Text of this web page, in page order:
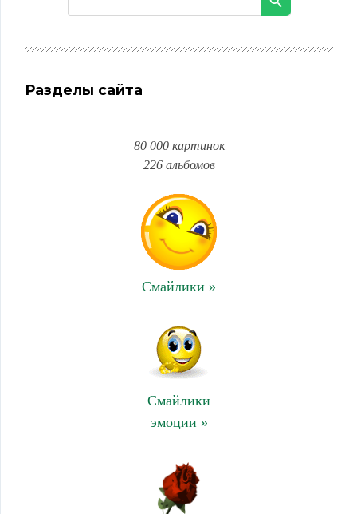
Разделы сайта
80 000 картинок
226 альбомов
Смайлики »
Смайлики
эмоции »